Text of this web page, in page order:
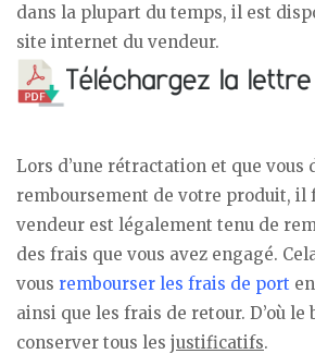
dans la plupart du temps, il est
site internet du vendeur.
Lors d’une rétractation et que vous
remboursement de votre produit, il
vendeur est légalement tenu de
des frais que vous avez engagé.
vous rembourser les frais de port
ainsi que les frais de retour. D’où le
conserver tous les justificatifs.